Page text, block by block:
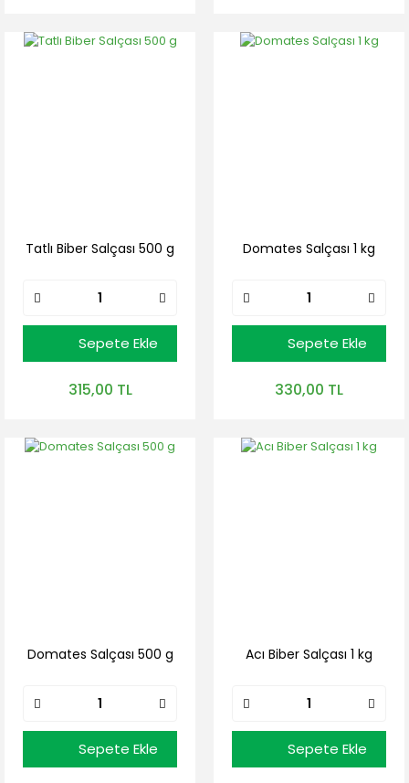
Tatlı Biber Salçası 500 g
Sepete Ekle
315,00 TL
Domates Salçası 1 kg
Sepete Ekle
330,00 TL
Domates Salçası 500 g
Sepete Ekle
Acı Biber Salçası 1 kg
Sepete Ekle